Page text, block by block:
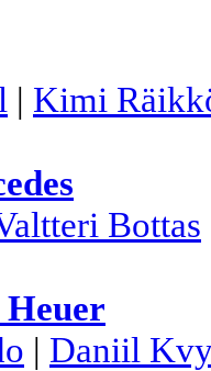
| Kimi
Bottas
| Daniil